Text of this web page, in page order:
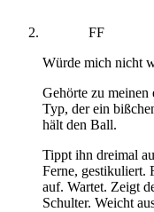
FF
Würde mich nicht
Gehörte zu meinen
Typ, der ein
hält den Ball.
Tippt ihn dreimal
Ferne, gestikuliert.
auf. Wartet. Zeigt
Schulter. Weicht